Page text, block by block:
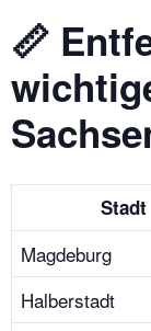
📏
Stadt
Magdeburg
Halberstadt